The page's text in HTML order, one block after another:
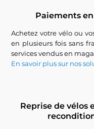
Paiements
Achetez votre vélo ou
en plusieurs fois sans
services vendus en
En savoir plus sur nos
Reprise de vélos